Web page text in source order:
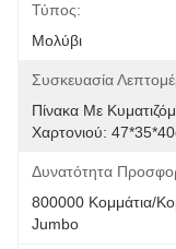
Τύπος:
Μολύβι
Συσκευασία
Πίνακα Με
Χαρτονιού:
Δυνατότητα
800000 Κομμάτια/
Jumbo